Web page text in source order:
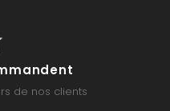
de nos clients